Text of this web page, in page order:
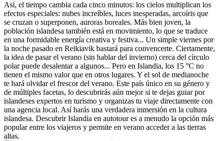
Así, el tiempo cambia cada cinco minutos: los cielos multiplican los
efectos especiales: nubes increíbles, luces inesperadas, arcoíris que
se cruzan o superponen, auroras boreales. Más bien joven, la
población islandesa también está en movimiento, lo que se traduce
en una formidable energía creativa y festiva... Un simple viernes por
la noche pasado en Reikiavik bastará para convencerte. Ciertamente,
la idea de pasar el verano (sin hablar del invierno) cerca del círculo
polar puede desalentar a algunos... Pero en Islandia, los 15 °C no
tienen el mismo valor que en otros lugares. Y el sol de medianoche
te hará olvidar el frescor del verano. Este país único en su género y
de múltiples facetas, lo descubrirás aún mejor si te dejas guiar por
islandeses expertos en turismo y organizas tu viaje directamente con
una agencia local. Así harás una verdadera inmersión en la cultura
islandesa. Descubrir Islandia en autotour es a menudo la opción más
popular entre los viajeros y permite en verano acceder a las tierras
altas.